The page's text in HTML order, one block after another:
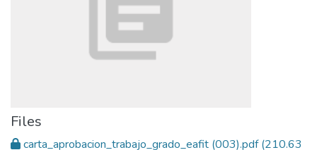
Files
carta_aprobacion_trabajo_grado_eafit (003).pdf(210.63